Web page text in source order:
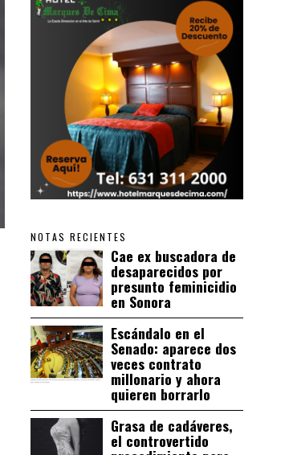
NOTAS RECIENTES
Cae ex buscadora de
desaparecidos por
presunto feminicidio
en Sonora
Escándalo en el
Senado: aparece dos
veces contrato
millonario y ahora
quieren borrarlo
Grasa de cadáveres,
el controvertido